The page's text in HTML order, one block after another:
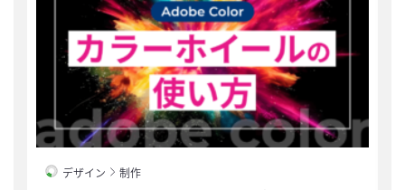
デザイン 制作